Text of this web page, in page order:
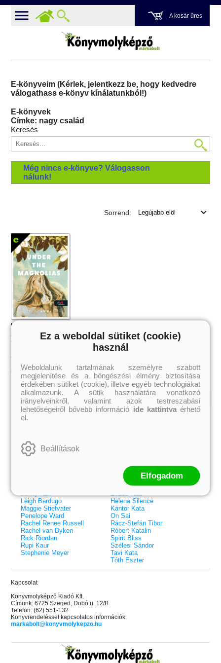
A kosár üres
21.
dicsőség (Az Előhírnök-trilógia
3.)
Különleges éldekorált kiadás!
31.
E-könyveim (Kérlek, jelentkezz be, hogy kedvedre
válogathass e-könyv kínálatunkból!)
E-könyvek
Címke: nagy család
Keresés
Még nincs e-könyve? Válogasson
nálunk!
Sorrend:
Under the Magnolias – Magnóliák
alatt
T. I. Lowe
Online ár:
Kosárba
Kiemelt szerzőink
Cassandra Clare
Colleen Hoover
Elle Kennedy
Jenny Han
Leigh Bardugo
Maggie Stiefvater
Penelope Ward
Rachel Renee Russell
Rachel van Dyken
Rick Riordan
Rupi Kaur
Stephenie Meyer
Böszörményi Gyula
Cselenyák Imre
Csukás István
Ecsédi Orsolya
Eszes Rita
Helena Silence
Kántor Kata
On Sai
Rácz-Stefán Tibor
Róbert Katalin
Spirit Bliss
Szélesi Sándor
Tavi Kata
Tóth Eszter
Kapcsolat
Könyvmolyképző Kiadó Kft.
Címünk: 6725 Szeged, Dobó u. 12/B
Telefon: (62) 551-132
Könyvrendeléssel kapcsolatos információk:
markabolt@konyvmolykepzo.hu
Ez a weboldal sütiket (cookie)
használ
Weboldalunk tartalmának személyre szabott
megjelenítése és a böngészési élmény biztosítása
érdekében sütiket (cookie), illetve egyéb technológiákat
alkalmazunk. A sütik használatára vonatkozó
irányelveinkről, valamint azok testreszabási
lehetőségeiről bővebb információ ide kattintvaérhető
el.
Beállítások
Elfogadom